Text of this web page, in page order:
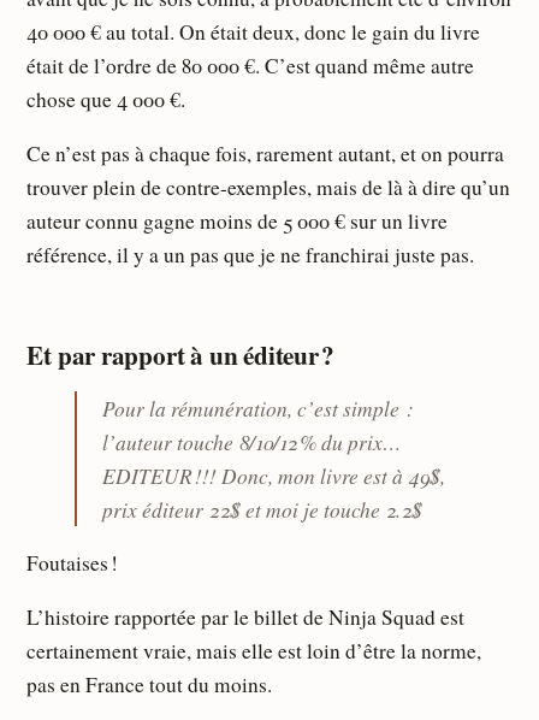
40 000 € au total. On était deux, donc le gain du livre
était de l’ordre de 80 000 €. C’est quand même autre
chose que 4 000 €.
Ce n’est pas à chaque fois, rarement autant, et on pourra
trouver plein de contre-exemples, mais de là à dire qu’un
auteur connu gagne moins de 5 000 € sur un livre
référence, il y a un pas que je ne franchirai juste pas.
Et par rapport à un éditeur ?
Pour la rémunération, c’est simple :
l’auteur touche 8/10/12 % du prix…
EDITEUR !!! Donc, mon livre est à 49$,
prix éditeur 22$ et moi je touche 2.2$
Foutaises !
L’histoire rapportée par le billet de Ninja Squad est
certainement vraie, mais elle est loin d’être la norme,
pas en France tout du moins.